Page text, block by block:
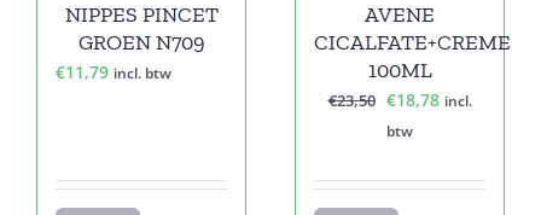
NIPPES PINCET
GROEN N709
€11,79 incl. btw
AVENE
CICALFATE+CREME
100ML
€23,50 Oorspronkelijke
prijs
€23,50.
€18,78Huidige
€18,78.
incl.
btw